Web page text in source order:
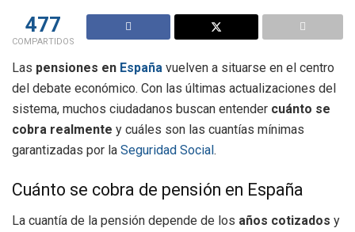
477
COMPARTIDOS
Las pensiones en España vuelven a situarse en el centro
del debate económico. Con las últimas actualizaciones del
sistema, muchos ciudadanos buscan entender cuánto se
cobra realmente y cuáles son las cuantías mínimas
garantizadas por la Seguridad Social .
Cuánto se cobra de pensión en España
La cuantía de la pensión depende de los años cotizados y